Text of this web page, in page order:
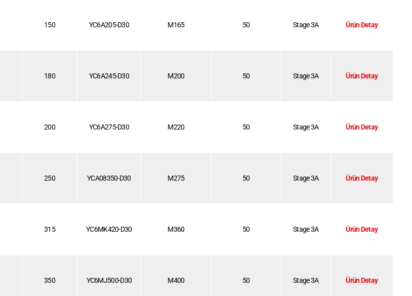
150 YC6A205-D30 M165 50 Stage 3A Ürün Detay
180 YC6A245-D30 M200 50 Stage 3A Ürün Detay
200 YC6A275-D30 M220 50 Stage 3A Ürün Detay
250 YCA08350-D30 M275 50 Stage 3A Ürün Detay
315 YC6MK420-D30 M360 50 Stage 3A Ürün Detay
350 YC6MJ500-D30 M400 50 Stage 3A Ürün Detay